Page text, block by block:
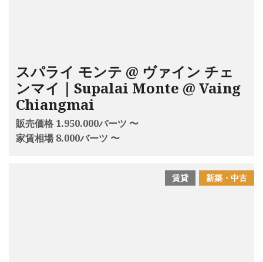
スパライ モンテ @ ヴァイン チェ
ンマイ｜Supalai Monte @ Vaing
Chiangmai
販売価格 1.950.000バーツ 〜
家賃相場 8.000バーツ 〜
新築・中古
賃貸